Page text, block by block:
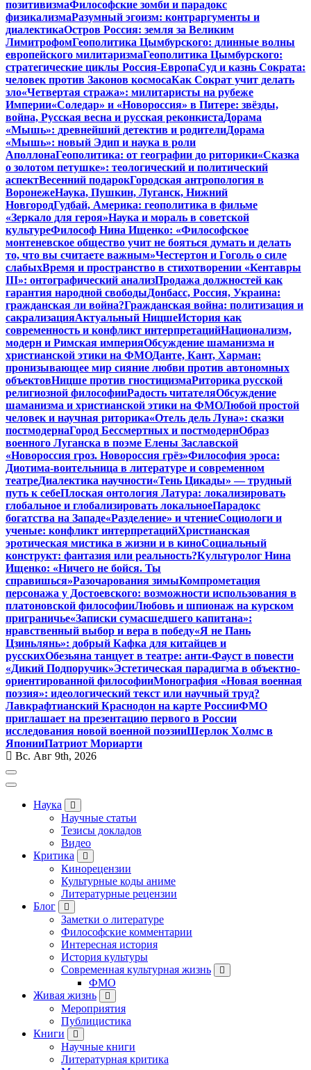
позитивизмаФилософские зомби и парадокс
физикализмаРазумный эгоизм: контраргументы и
диалектикаОстров Россия: земля за Великим
ЛимитрофомГеополитика Цымбурского: длинные волны
европейского милитаризмаГеополитика Цымбурского:
стратегические циклы Россия-ЕвропаСуд и казнь Сократа:
человек против Законов космосаКак Сократ учит делать
зло«Четвертая стража»: милитаристы на рубеже
Империи«Соледар» и «Новороссия» в Питере: звёзды,
война, Русская весна и русская реконкистаДорама
«Мышь»: древнейший детектив и родителиДорама
«Мышь»: новый Эдип и наука в роли
АполлонаГеополитика: от географии до риторики«Сказка
о золотом петушке»: теологический и политический
аспектВесенний подарокГородская антропология в
ВоронежеНаука, Пушкин, Луганск, Нижний
НовгородГудбай, Америка: геополитика в фильме
«Зеркало для героя»Наука и мораль в советской
культуреФилософ Нина Ищенко: «Философское
монтеневское общество учит не бояться думать и делать
то, что вы считаете важным»Честертон и Гоголь о силе
слабыхВремя и пространство в стихотворении «Кентавры
III»: онтографический анализПродажа должностей как
гарантия народной свободыДонбасс, Россия, Украина:
гражданская ли война?Гражданская война: политизация и
сакрализацияАктуальный НицшеИстория как
современность и конфликт интерпретацийНационализм,
модерн и Римская империяОбсуждение шаманизма и
христианской этики на ФМОДанте, Кант, Харман:
пронизывающее мир сияние любви против автономных
объектовНицше против гностицизмаРиторика русской
религиозной философииРадость читателяОбсуждение
шаманизма и христианской этики на ФМОЛюбой простой
человек и научная риторика«Отель дель Луна»: сказки
постмодернаГород Бессмертных и постмодернОбраз
военного Луганска в поэме Елены Заславской
«Новороссия гроз. Новороссия грёз»Философия эроса:
Диотима-воительница в литературе и современном
театреДиалектика научности«Тень Цикады» — трудный
путь к себеПлоская онтология Латура: локализировать
глобальное и глобализировать локальноеПарадокс
богатства на Западе«Разделение» и чтениеСоциологи и
ученые: конфликт интерпретацийХристианская
эротическая мистика в жизни и в киноСоциальный
конструкт: фантазия или реальность?Культуролог Нина
Ищенко: «Ничего не бойся. Ты
справишься»Разочарования зимыКомпрометация
персонажа у Достоевского: возможности использования в
платоновской философииЛюбовь и шпионаж на курском
приграничье«Записки сумасшедшего капитана»:
нравственный выбор и вера в победу«Я не Пань
Цзиньлянь»: добрый Кафка для китайцев и
русскихОбезьяна танцует в театре: анти-Фауст в повести
«Дикий Подпоручик»Эстетическая парадигма в объектно-
ориентированной философииМонография «Новая военная
поэзия»: идеологический текст или научный труд?
Лавкрафтианский Краснодон на карте РоссииФМО
приглашает на презентацию первого в России
исследования новой военной поэзииШерлок Холмс в
ЯпонииПатриот Мориарти
Вс. Авг 9th, 2026
Наука
Научные статьи
Тезисы докладов
Видео
Критика
Кинорецензии
Культурные коды аниме
Литературные рецензии
Блог
Заметки о литературе
Философские комментарии
Интересная история
История культуры
Современная культурная жизнь
ФМО
Живая жизнь
Мероприятия
Публицистика
Книги
Научные книги
Литературная критика